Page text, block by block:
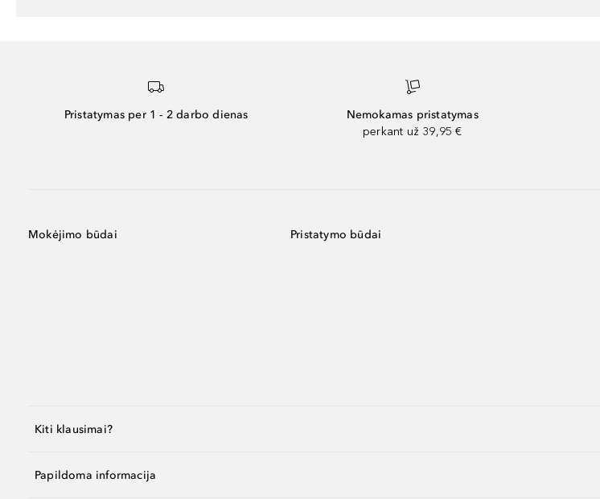
Pristatymas per 1 - 2 darbo dienas
Nemokamas pristatymas
perkant už 39,95 €
Mokėjimo būdai Pristatymo būdai
Kiti klausimai?
Papildoma informacija